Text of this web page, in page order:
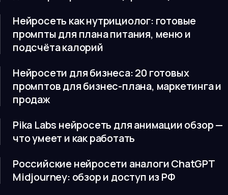
Нейросеть как нутрициолог: готовые
промпты для плана питания, меню и
подсчёта калорий
Нейросети для бизнеса: 20 готовых
промптов для бизнес-плана, маркетинга и
продаж
Pika Labs нейросеть для анимации обзор —
что умеет и как работать
Российские нейросети аналоги ChatGPT
Midjourney: обзор и доступ из РФ